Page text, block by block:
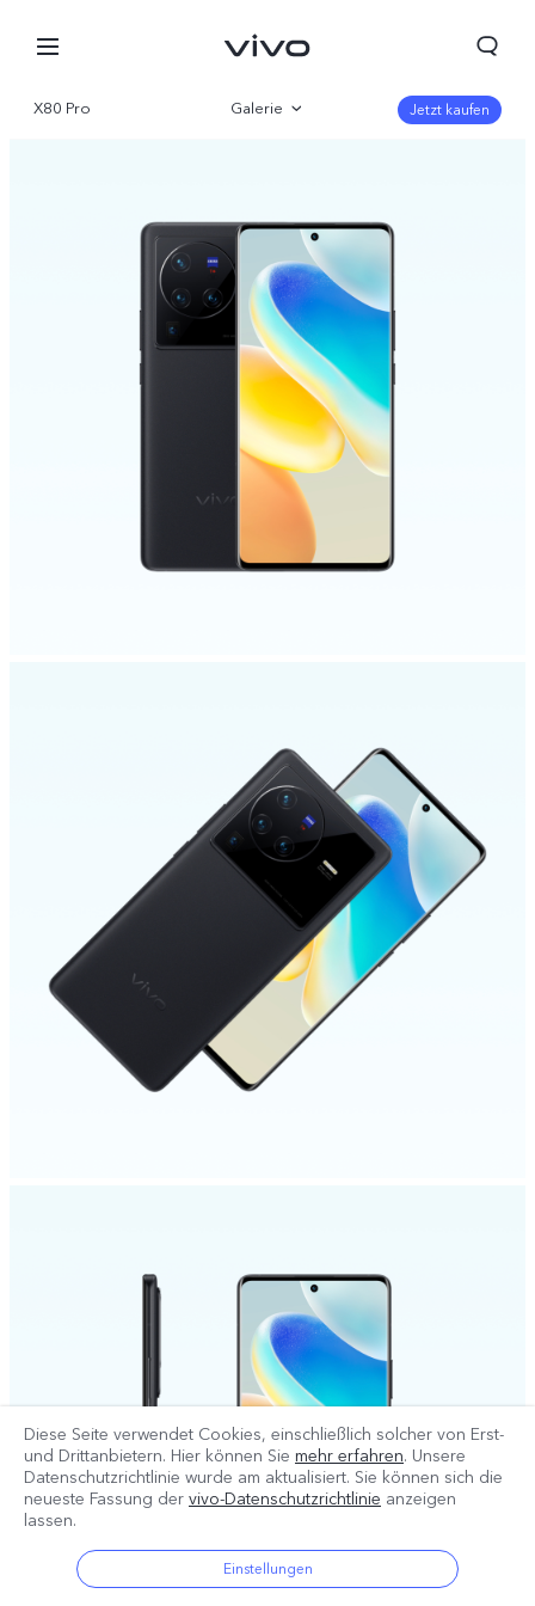
X80 Pro Galerie
Parameter
Jetzt kaufen
Diese Seite verwendet Cookies, einschließlich solcher von Erst-
und Drittanbietern. Hier können Sie mehr erfahren. Unsere
Datenschutzrichtlinie wurde am aktualisiert. Sie können sich die
neueste Fassung der vivo-Datenschutzrichtlinie anzeigen
lassen.
Einstellungen